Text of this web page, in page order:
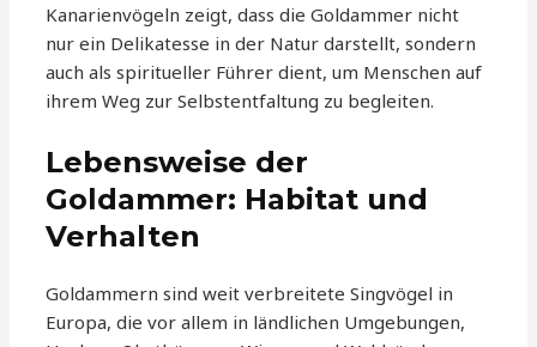
Kanarienvögeln zeigt, dass die Goldammer nicht
nur ein Delikatesse in der Natur darstellt, sondern
auch als spiritueller Führer dient, um Menschen auf
ihrem Weg zur Selbstentfaltung zu begleiten.
Lebensweise der
Goldammer: Habitat und
Verhalten
Goldammern sind weit verbreitete Singvögel in
Europa, die vor allem in ländlichen Umgebungen,